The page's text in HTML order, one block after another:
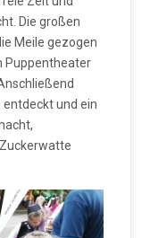
Die großen
Meile gezogen
Puppentheater
und ein